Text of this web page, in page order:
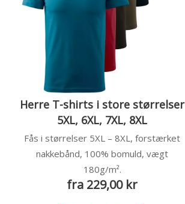
Herre T-shirts i store størrelser
5XL, 6XL, 7XL, 8XL
Fås i størrelser 5XL – 8XL, forstærket
nakkebånd, 100% bomuld, vægt
180g/m².
fra 229,00 kr